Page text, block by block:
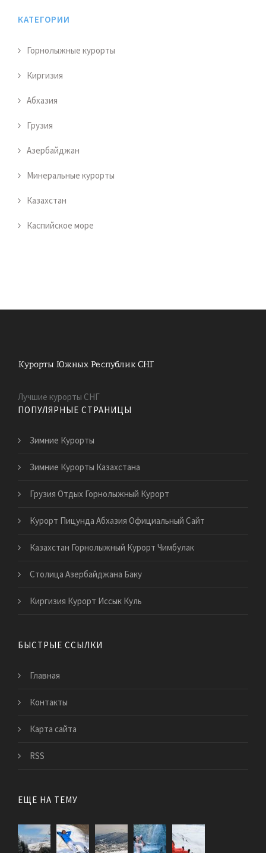
КАТЕГОРИИ
Горнолыжные курорты
Киргизия
Абхазия
Грузия
Азербайджан
Минеральные курорты
Казахстан
Каспийское море
Лучшие курорты СНГ
ПОПУЛЯРНЫЕ СТРАНИЦЫ
Зимние Курорты
Зимние Курорты Казахстана
Грузия Отдых Горнолыжный Курорт
Курорт Пицунда Абхазия Официальный Сайт
Казахстан Горнолыжный Курорт Чимбулак
Столица Азербайджана Баку
Киргизия Курорт Иссык Куль
БЫСТРЫЕ ССЫЛКИ
Главная
Контакты
Карта сайта
RSS
ЕЩЕ НА ТЕМУ